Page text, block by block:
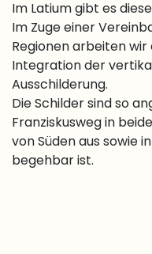
Im Latium gibt es
Im Zuge einer
Regionen arbeiten
Integration der
Ausschilderung.
Die Schilder sind so
Franziskusweg in
von Süden aus sowie
begehbar ist.